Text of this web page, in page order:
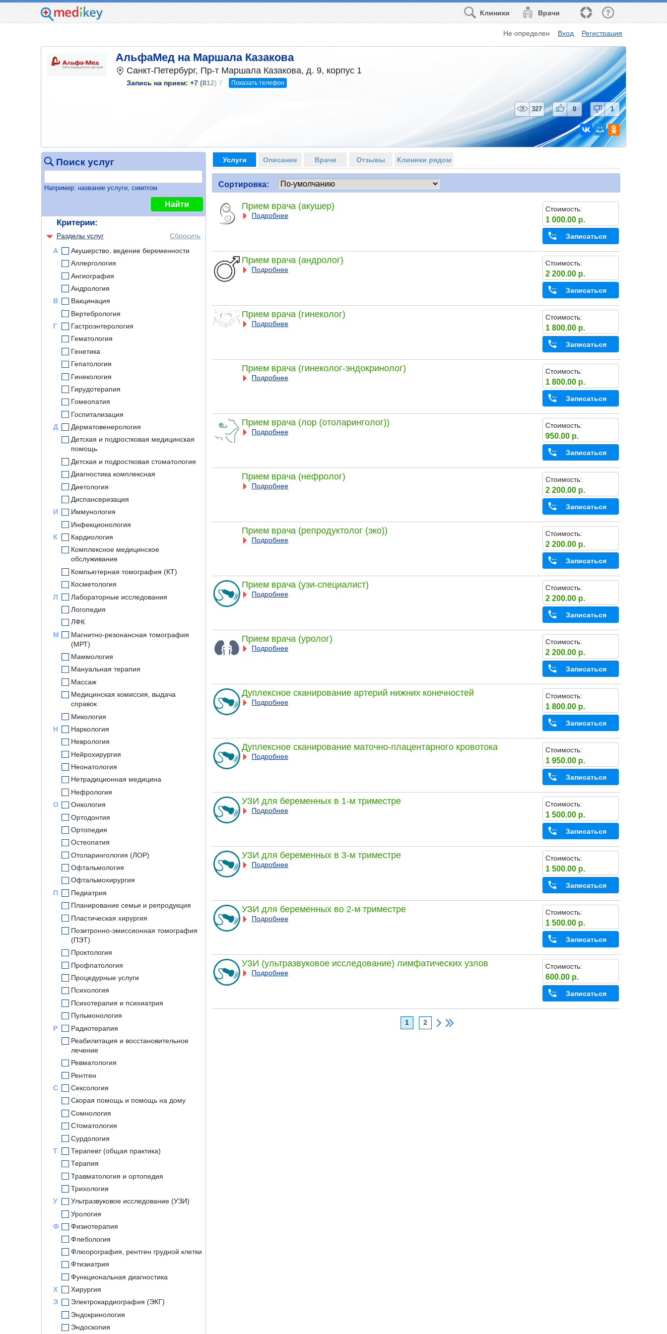
Врачи
Клиники
Не определен Вход Регистрация
АльфаМед на Маршала Казакова
Санкт-Петербург, Пр-т Маршала Казакова, д. 9, корпус 1
Запись на прием: +7 (812) 7 Показать телефон
327 0 1
Поиск услуг
Например: название услуги, симптом
Найти
Критерии:
Разделы услуг
Сбросить
А
Акушерство, ведение беременности
Аллергология
Ангиография
Андрология
В
Вакцинация
Вертебрология
Г
Гастроэнтерология
Гематология
Генетика
Гепатология
Гинекология
Гирудотерапия
Гомеопатия
Госпитализация
Д
Дерматовенерология
Детская и подростковая медицинская
помощь
Детская и подростковая стоматология
Диагностика комплексная
Диетология
Диспансеризация
И
Иммунология
Инфекционология
К
Кардиология
Комплексное медицинское
обслуживание
Компьютерная томография (КТ)
Косметология
Л
Лабораторные исследования
Логопедия
ЛФК
М
Магнитно-резонансная томография
(МРТ)
Маммология
Мануальная терапия
Массаж
Медицинская комиссия, выдача
справок
Микология
Н
Наркология
Неврология
Нейрохирургия
Неонатология
Нетрадиционная медицина
Нефрология
О
Онкология
Ортодонтия
Ортопедия
Остеопатия
Отоларингология (ЛОР)
Офтальмология
Офтальмохирургия
П
Педиатрия
Планирование семьи и репродукция
Пластическая хирургия
Позитронно-эмиссионная томография
(ПЭТ)
Проктология
Профпатология
Процедурные услуги
Психология
Психотерапия и психиатрия
Пульмонология
Р
Радиотерапия
Реабилитация и восстановительное
лечение
Ревматология
Рентген
С
Сексология
Скорая помощь и помощь на дому
Сомнология
Стоматология
Сурдология
Т
Терапевт (общая практика)
Терапия
Травматология и ортопедия
Трихология
У
Ультразвуковое исследование (УЗИ)
Урология
Ф
Физиотерапия
Флебология
Флюорография, рентген грудной клетки
Фтизиатрия
Функциональная диагностика
Х
Хирургия
Э
Электрокардиография (ЭКГ)
Эндокринология
Эндоскопия
Услуги Описание Врачи Отзывы Клиники рядом
Сортировка:
Прием врача (акушер)
Подробнее
Стоимость:
1 000.00 р.
Записаться
Прием врача (андролог)
Подробнее
Стоимость:
2 200.00 р.
Записаться
Прием врача (гинеколог)
Подробнее
Стоимость:
1 800.00 р.
Записаться
Прием врача (гинеколог-эндокринолог)
Подробнее
Стоимость:
1 800.00 р.
Записаться
Прием врача (лор (отоларинголог))
Подробнее
Стоимость:
950.00 р.
Записаться
Прием врача (нефролог)
Подробнее
Стоимость:
2 200.00 р.
Записаться
Прием врача (репродуктолог (эко))
Подробнее
Стоимость:
2 200.00 р.
Записаться
Прием врача (узи-специалист)
Подробнее
Стоимость:
2 200.00 р.
Записаться
Прием врача (уролог)
Подробнее
Стоимость:
2 200.00 р.
Записаться
Дуплексное сканирование артерий нижних конечностей
Подробнее
Стоимость:
1 800.00 р.
Записаться
Дуплексное сканирование маточно-плацентарного кровотока
Подробнее
Стоимость:
1 950.00 р.
Записаться
УЗИ для беременных в 1-м триместре
Подробнее
Стоимость:
1 500.00 р.
Записаться
УЗИ для беременных в 3-м триместре
Подробнее
Стоимость:
1 500.00 р.
Записаться
УЗИ для беременных во 2-м триместре
Подробнее
Стоимость:
1 500.00 р.
Записаться
УЗИ (ультразвуковое исследование) лимфатических узлов
Подробнее
Стоимость:
600.00 р.
Записаться
1 2